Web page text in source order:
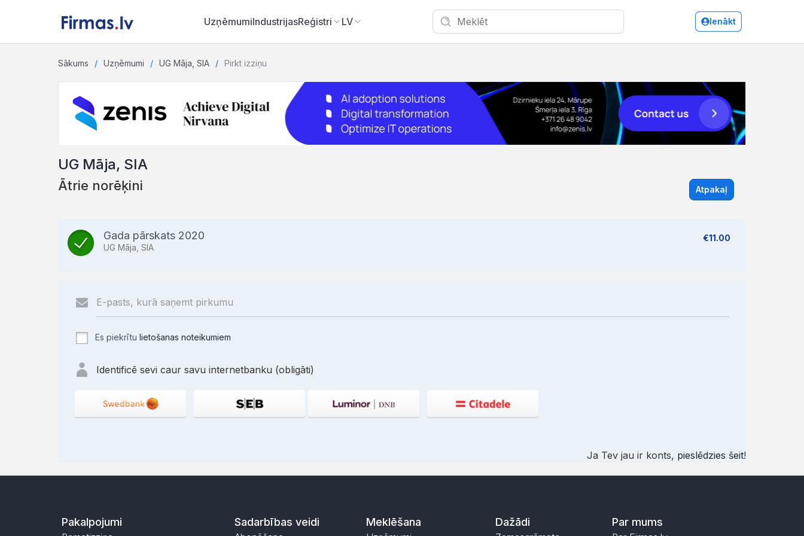
UzņēmumiIndustrijasReģistri LV Ienākt
Sākums Uzņēmumi UG Māja, SIA Pirkt izziņu
UG Māja, SIA
Ātrie norēķini Atpakaļ
Gada pārskats 2020
UG Māja, SIA
€11.00
Es piekrītu lietošanas noteikumiem
Identificē sevi caur savu internetbanku (obligāti)
Ja Tev jau ir konts, pieslēdzies šeit!
Pakalpojumi Sadarbības veidi Meklēšana Dažādi Par mums